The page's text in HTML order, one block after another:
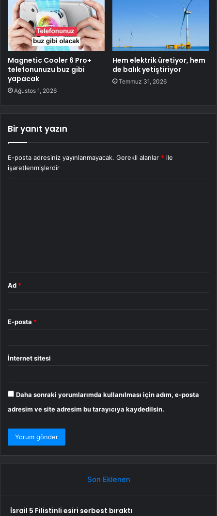
Magnetic Cooler 6 Pro+
telefonunuzu buz gibi
yapacak
Ağustos 1, 2026
Hem elektrik üretiyor, hem
de balık yetiştiriyor
Temmuz 31, 2026
Bir yanıt yazın
E-posta adresiniz yayınlanmayacak. Gerekli alanlar * ile
işaretlenmişlerdir
Ad *
E-posta *
İnternet sitesi
Daha sonraki yorumlarımda kullanılması için adım, e-posta
adresim ve site adresim bu tarayıcıya kaydedilsin.
Son Eklenen
İsrail 5 Filistinli esiri serbest bıraktı